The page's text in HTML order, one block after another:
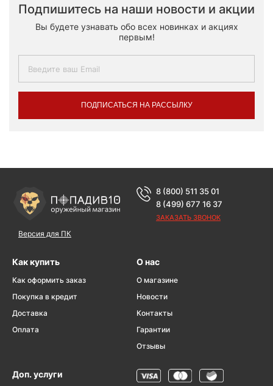
Подпишитесь на наши новости и акции
Вы будете узнавать обо всех новинках и акциях
первым!
ПОДПИСАТЬСЯ НА РАССЫЛКУ
Версия для ПК
8 (800) 511 35 01
8 (499) 677 16 37
ЗАКАЗАТЬ ЗВОНОК
Как купить
Как оформить заказ
Покупка в кредит
Доставка
Оплата
О нас
О магазине
Новости
Контакты
Гарантии
Отзывы
Доп. услуги